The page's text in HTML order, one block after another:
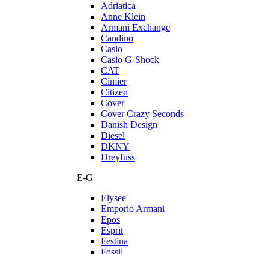
Adriatica
Anne Klein
Armani Exchange
Candino
Casio
Casio G-Shock
CAT
Cimier
Citizen
Cover
Cover Crazy Seconds
Danish Design
Diesel
DKNY
Dreyfuss
E-G
Elysee
Emporio Armani
Epos
Esprit
Festina
Fossil